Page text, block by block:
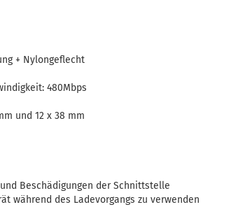
+ Nylongeflecht
480Mbps
und 12 x 38 mm
Beschädigungen der Schnittstelle
während des Ladevorgangs zu verwenden